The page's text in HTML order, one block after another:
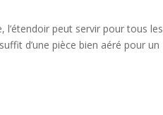
l’étendoir peut servir pour tous les
d’une pièce bien aéré pour un